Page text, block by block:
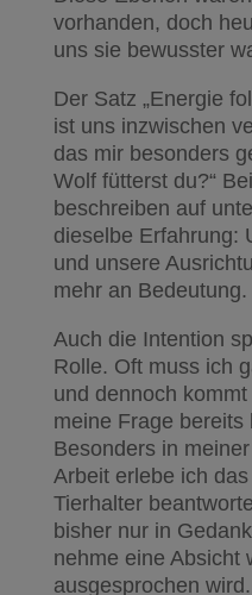
vorhanden, doch
uns sie bewusster
Der Satz „Energie
ist uns inzwischen
das mir besonders
Wolf fütterst du?“
beschreiben auf
dieselbe Erfahrung:
und unsere
mehr an Bedeutung.
Auch die Intention
Rolle. Oft muss ich
und dennoch
meine Frage bereits
Besonders in
Arbeit erlebe ich
Tierhalter
bisher nur in
nehme eine Absicht
ausgesprochen wird.